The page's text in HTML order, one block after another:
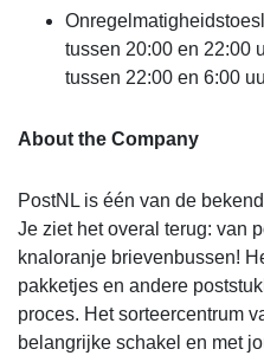
tussen 20:00 en 22:00
tussen 22:00 en 6:00
About the Company
PostNL is één van de
Je ziet het overal terug: van
knaloranje brievenbussen!
pakketjes en andere
proces. Het sorteercentrum
belangrijke schakel en met